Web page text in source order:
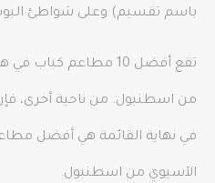
باسم تقسيم) وعلى شواطئ
تقع أفضل 10 مطاعم
من اسطنبول. من ناحية أخرى، فإن
في نهاية القائمة هي أفضل
الآسيوي من اسطنبول.